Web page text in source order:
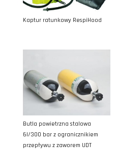
Kaptur ratunkowy RespiHood
Butla powietrzna stalowa
6l/300 bar z ogranicznikiem
przepływu z zaworem UDT